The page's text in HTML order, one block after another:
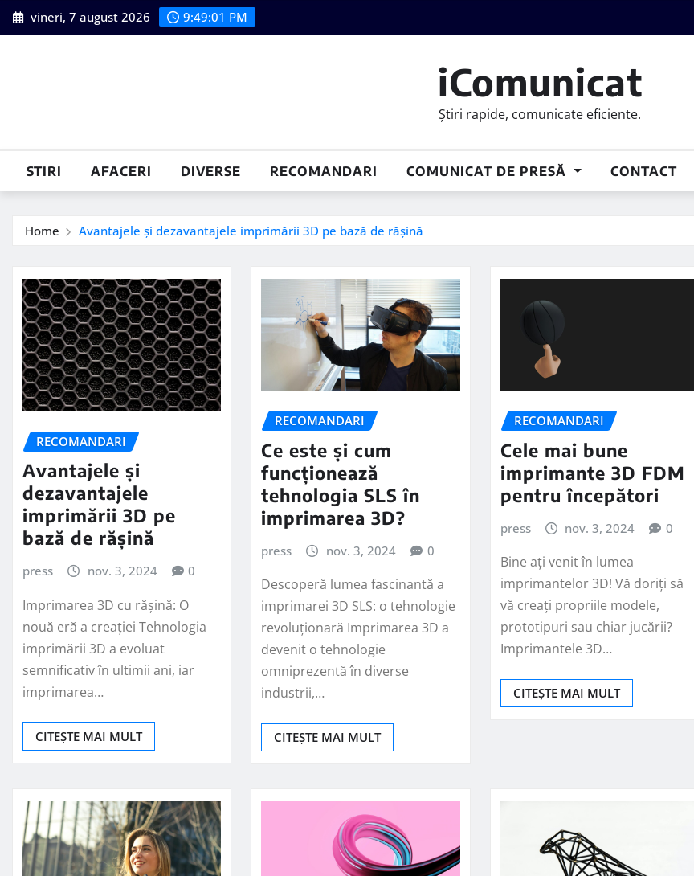
Skip
to
vineri, 7 august 2026 9:49:02 PM
iComunicat
Știri rapide, comunicate eficiente.
STIRI AFACERI DIVERSE RECOMANDARI COMUNICAT DE PRESĂ CONTACT
Home Avantajele și dezavantajele imprimării 3D pe bază de rășină
RECOMANDARI
Avantajele și
dezavantajele
imprimării 3D pe
bază de rășină
press nov. 3, 2024 0
Imprimarea 3D cu rășină: O
nouă eră a creației Tehnologia
imprimării 3D a evoluat
semnificativ în ultimii ani, iar
imprimarea…
CITEȘTE MAI MULT
RECOMANDARI
Ce este și cum
funcționează
tehnologia SLS în
imprimarea 3D?
press nov. 3, 2024 0
Descoperă lumea fascinantă a
imprimarei 3D SLS: o tehnologie
revoluționară Imprimarea 3D a
devenit o tehnologie
omniprezentă în diverse
industrii,…
CITEȘTE MAI MULT
RECOMANDARI
Cele mai bune
imprimante 3D FDM
pentru începători
press nov. 3, 2024 0
Bine ați venit în lumea
imprimantelor 3D! Vă doriți să
vă creați propriile modele,
prototipuri sau chiar jucării?
Imprimantele 3D…
CITEȘTE MAI MULT